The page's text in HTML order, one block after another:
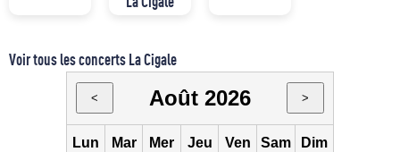
Voir tous les concerts La Cigale
< Août 2026 >
Lun Mar Mer Jeu Ven Sam Dim